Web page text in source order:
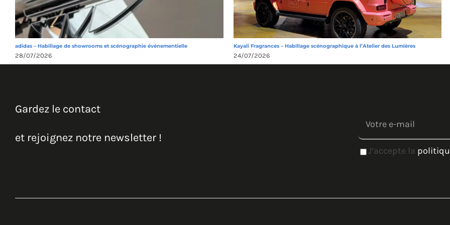
adidas – Habillage de showrooms et scénographie événementielle
28/07/2026
Kayali Fragrances – Habillage scénographique à l’Atelier des Lumières
24/07/2026
Gardez le contact
et rejoignez notre newsletter !
J’accepte la